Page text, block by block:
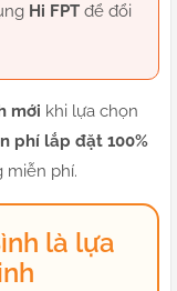
Hi FPT để đổi
mới khi lựa chọn
phí lắp đặt 100%
miễn phí.
là lựa